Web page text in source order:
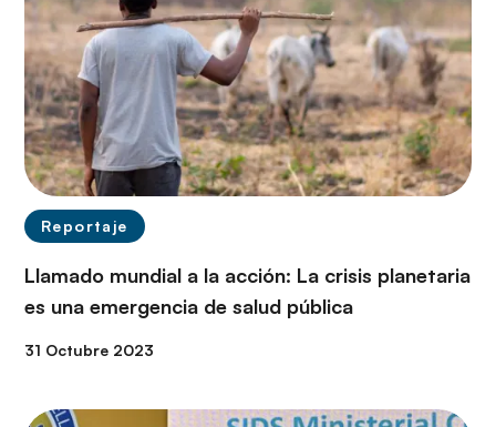
Reportaje
Llamado mundial a la acción: La crisis planetaria
es una emergencia de salud pública
31 Octubre 2023